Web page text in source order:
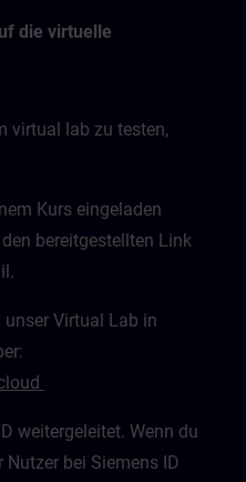
die virtuelle
virtual lab zu testen,
Kurs eingeladen
bereitgestellten Link
Virtual Lab in
weitergeleitet. Wenn du
Nutzer bei Siemens ID